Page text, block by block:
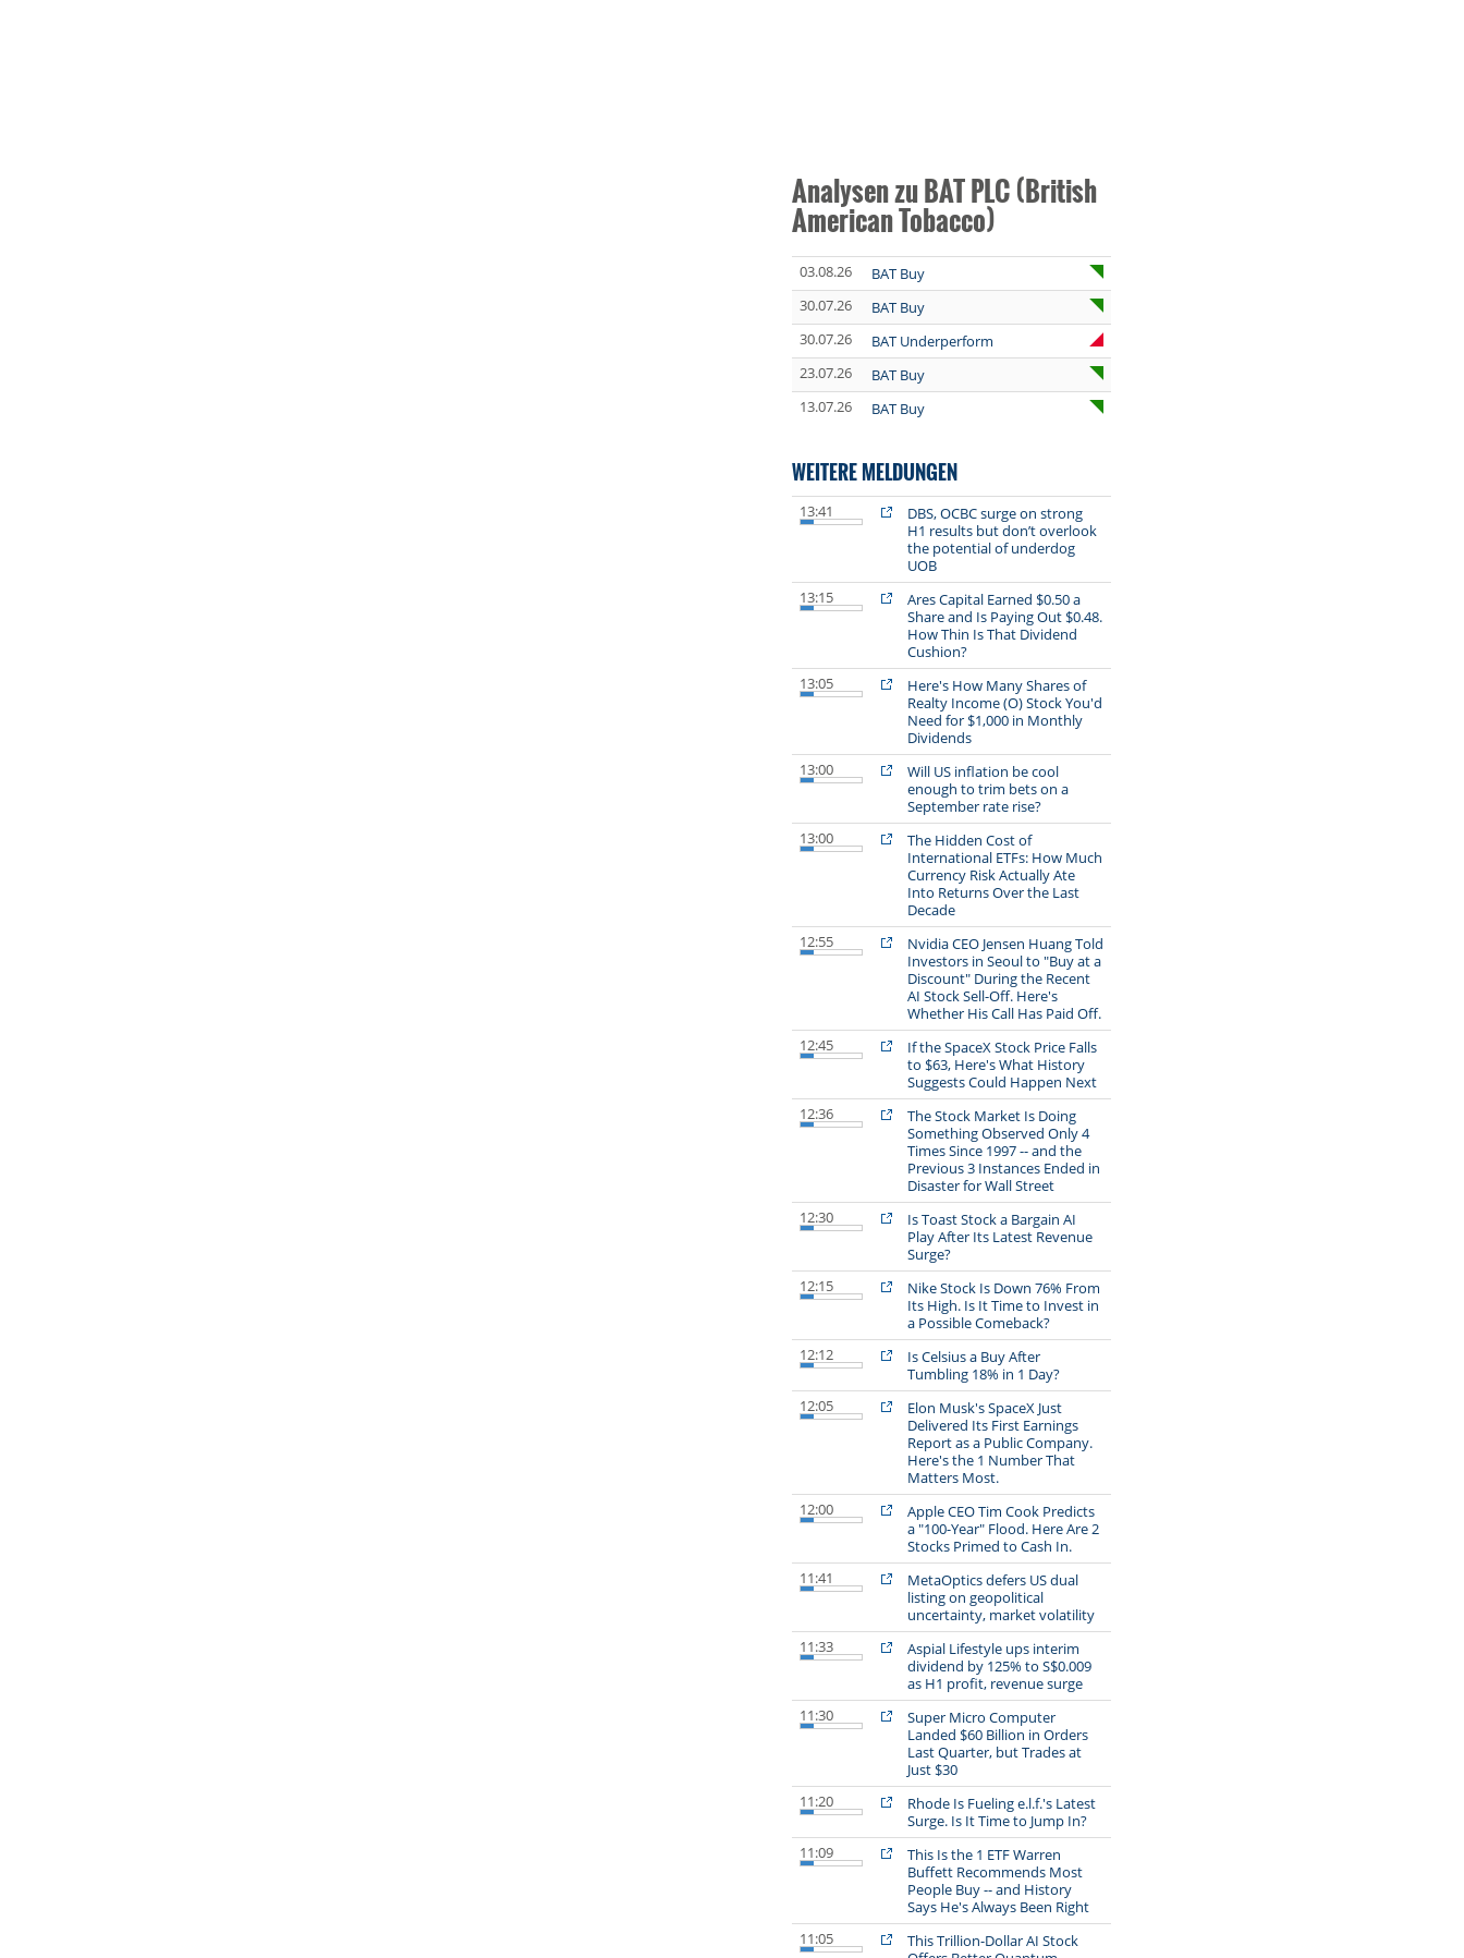
Analysen zu BAT PLC (British
American Tobacco)
03.08.26
BAT Buy
30.07.26
BAT Buy
30.07.26
BAT Underperform
23.07.26
BAT Buy
13.07.26
BAT Buy
WEITERE MELDUNGEN
13:41
DBS, OCBC surge on strong
H1 results but don’t overlook
the potential of underdog
UOB
13:15
Ares Capital Earned $0.50 a
Share and Is Paying Out $0.48.
How Thin Is That Dividend
Cushion?
13:05
Here's How Many Shares of
Realty Income (O) Stock You'd
Need for $1,000 in Monthly
Dividends
13:00
Will US inflation be cool
enough to trim bets on a
September rate rise?
13:00
The Hidden Cost of
International ETFs: How Much
Currency Risk Actually Ate
Into Returns Over the Last
Decade
12:55
Nvidia CEO Jensen Huang Told
Investors in Seoul to "Buy at a
Discount" During the Recent
AI Stock Sell-Off. Here's
Whether His Call Has Paid Off.
12:45
If the SpaceX Stock Price Falls
to $63, Here's What History
Suggests Could Happen Next
12:36
The Stock Market Is Doing
Something Observed Only 4
Times Since 1997 -- and the
Previous 3 Instances Ended in
Disaster for Wall Street
12:30
Is Toast Stock a Bargain AI
Play After Its Latest Revenue
Surge?
12:15
Nike Stock Is Down 76% From
Its High. Is It Time to Invest in
a Possible Comeback?
12:12
Is Celsius a Buy After
Tumbling 18% in 1 Day?
12:05
Elon Musk's SpaceX Just
Delivered Its First Earnings
Report as a Public Company.
Here's the 1 Number That
Matters Most.
12:00
Apple CEO Tim Cook Predicts
a "100-Year" Flood. Here Are 2
Stocks Primed to Cash In.
11:41
MetaOptics defers US dual
listing on geopolitical
uncertainty, market volatility
11:33
Aspial Lifestyle ups interim
dividend by 125% to S$0.009
as H1 profit, revenue surge
11:30
Super Micro Computer
Landed $60 Billion in Orders
Last Quarter, but Trades at
Just $30
11:20
Rhode Is Fueling e.l.f.'s Latest
Surge. Is It Time to Jump In?
11:09
This Is the 1 ETF Warren
Buffett Recommends Most
People Buy -- and History
Says He's Always Been Right
11:05
This Trillion-Dollar AI Stock